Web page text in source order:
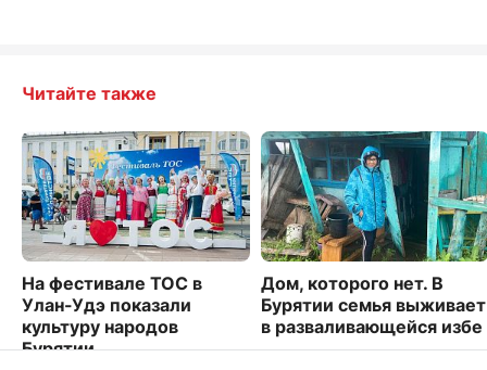
Читайте также
На фестивале ТОС в
Улан-Удэ показали
культуру народов
Бурятии
Дом, которого нет. В
Бурятии семья выживает
в разваливающейся избе